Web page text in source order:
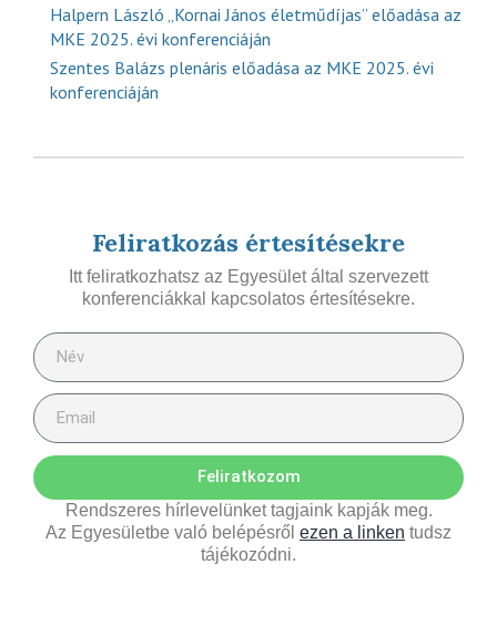
Halpern László „Kornai János életműdíjas” előadása az
MKE 2025. évi konferenciáján
Szentes Balázs plenáris előadása az MKE 2025. évi
konferenciáján
Feliratkozás értesítésekre
Itt feliratkozhatsz az Egyesület által szervezett
konferenciákkal kapcsolatos értesítésekre.
Feliratkozom
Rendszeres hírlevelünket tagjaink kapják meg.
Az Egyesületbe való belépésről ezen a linken tudsz
tájékozódni.